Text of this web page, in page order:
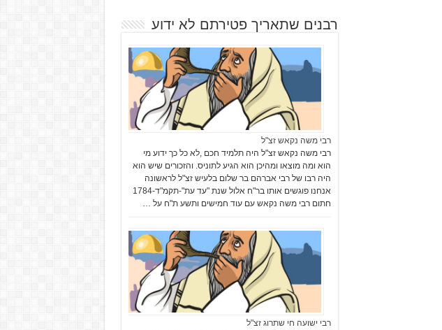
רבנים שתאריך פטירתם לא ידוע
רבי משה נקאש זצ"ל
רבי משה נקאש זצ"ל היה תלמיד חכם ,לא כל כך ידוע מי
הוא ומה מוצאו ומהיכן הוא הגיע לתוניס. והזכורים שיש הוא
היה רבו של רבי אברהם בר שלום בלעיש זצ"ל לראשונה
אנחנו פוגשים אותו בר"ח אלול שנת "עד עת"-תקמ"ד-1784
חתום רבי משה נקאש עם עוד חמישים ותשע ת"ח על …
רבי ישועה חי שתרוג זצ"ל